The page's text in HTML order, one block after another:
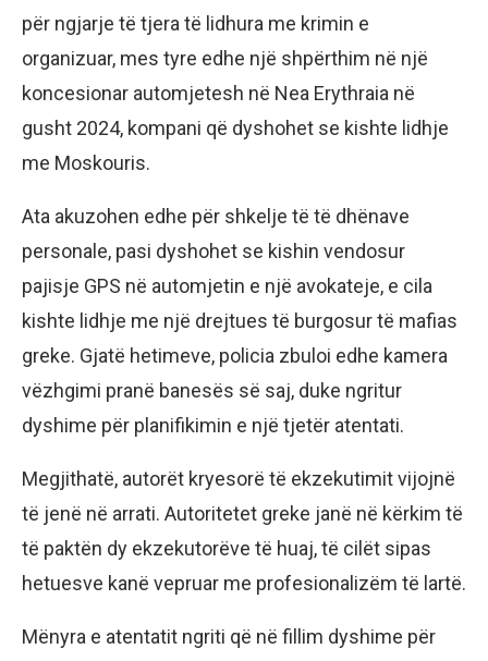
për ngjarje të tjera të lidhura me krimin e
organizuar, mes tyre edhe një shpërthim në një
koncesionar automjetesh në Nea Erythraia në
gusht 2024, kompani që dyshohet se kishte lidhje
me Moskouris.
Ata akuzohen edhe për shkelje të të dhënave
personale, pasi dyshohet se kishin vendosur
pajisje GPS në automjetin e një avokateje, e cila
kishte lidhje me një drejtues të burgosur të mafias
greke. Gjatë hetimeve, policia zbuloi edhe kamera
vëzhgimi pranë banesës së saj, duke ngritur
dyshime për planifikimin e një tjetër atentati.
Megjithatë, autorët kryesorë të ekzekutimit vijojnë
të jenë në arrati. Autoritetet greke janë në kërkim të
të paktën dy ekzekutorëve të huaj, të cilët sipas
hetuesve kanë vepruar me profesionalizëm të lartë.
Mënyra e atentatit ngriti që në fillim dyshime për